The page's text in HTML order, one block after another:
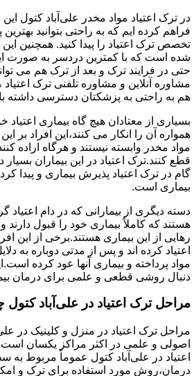
در ترک اعتیاد مواد مخدر علی‌آباد کتول
فراهم کرده ایم که به راحتی بتوانید
تخصص ترک اعتیاد را پیدا کنید. همچنین
شده است که با کمترین دردسر به صورت
حتی در فرایند ترک و بعد از ترک هم می
مشاوره آنلاین و مشاوره تلفنی ترک
هم به راحتی به پزشکتان دسترسی داشته
بسیاری از معتادان هیچ گاه بیماری اعتیاد
همواره آن را انکار می کنند،این افراد بر
مواد مخدر وابسته نیستند و هرگاه اراده
قطع کنند.ترک اعتیاد در این بیماران
گام در ترک اعتیاد پذیرش بیماری و پیدا
بیماری است.
دسته دیگری از بیمارانی که در دام اعتیاد
هستند که کاملاً بیماری خود را قبول دارند
رهایی از این بیماری هستند.برخی از این
اعتیاد کرده اند و پس از مدتی دوباره به
مواد پرداخته و بیماری آنها عود کرده
دنبال روشی قطعی و علمی برای درمان
مراحل ترک اعتیاد در علی‌آباد
مراحل ترک اعتیاد در منزل و کلینیک در
اصولی و علمی در اکثر مراکز یکسان
اعتیاد در علی‌آباد کتول عموماً مربوط
درمان،روش مورد استفاده برای ترک و